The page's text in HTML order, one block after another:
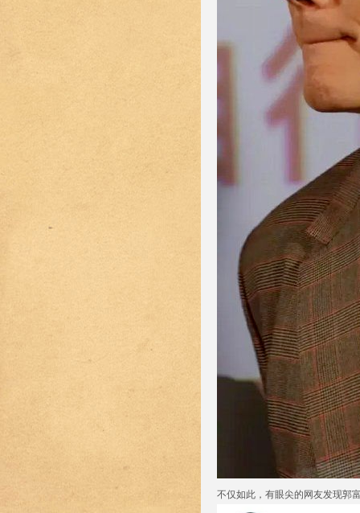
不仅如此，有眼尖的网友发现郭